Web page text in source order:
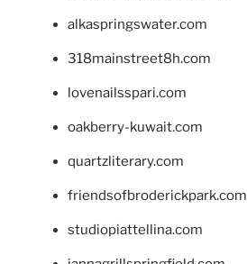
alkaspringswater.com
318mainstreet8h.com
lovenailsspari.com
oakberry-kuwait.com
quartzliterary.com
friendsofbroderickpark.com
studiopiattellina.com